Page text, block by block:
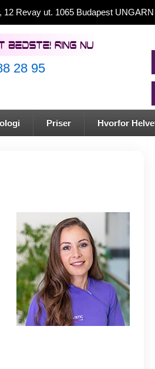
Revay ut. 1065 Budapest UNGARN
28 95
Priser Hvorfor